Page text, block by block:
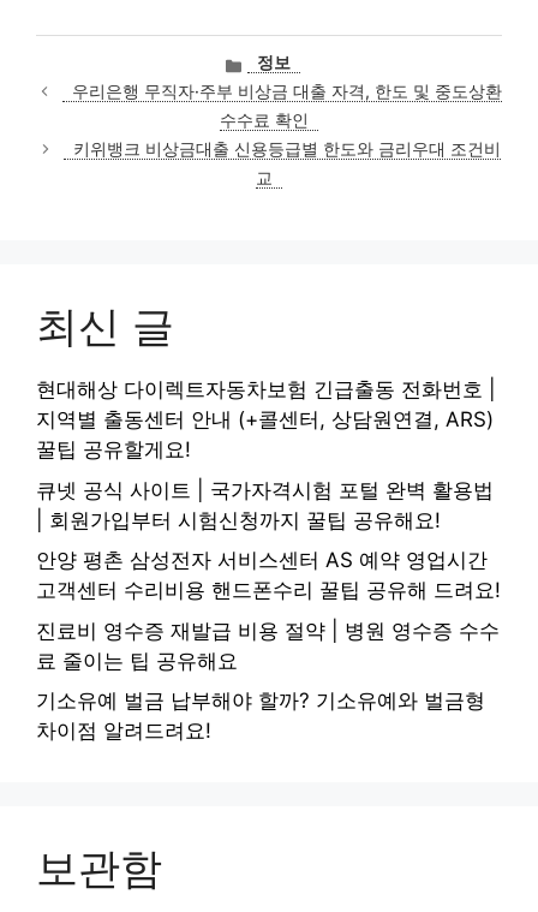
카
테
고
리
정보
우리은행 무직자·주부 비상금 대출 자격, 한도 및 중도상환
수수료 확인
키위뱅크 비상금대출 신용등급별 한도와 금리우대 조건비
교
최신 글
현대해상 다이렉트자동차보험 긴급출동 전화번호 |
지역별 출동센터 안내 (+콜센터, 상담원연결, ARS)
꿀팁 공유할게요!
큐넷 공식 사이트 | 국가자격시험 포털 완벽 활용법
| 회원가입부터 시험신청까지 꿀팁 공유해요!
안양 평촌 삼성전자 서비스센터 AS 예약 영업시간
고객센터 수리비용 핸드폰수리 꿀팁 공유해 드려요!
진료비 영수증 재발급 비용 절약 | 병원 영수증 수수
료 줄이는 팁 공유해요
기소유예 벌금 납부해야 할까? 기소유예와 벌금형
차이점 알려드려요!
보관함